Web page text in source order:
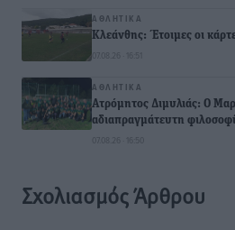
ΑΘΛΗΤΙΚΆ
Κλεάνθης: Έτοιμες οι
07.08.26 · 16:51
ΑΘΛΗΤΙΚΆ
Ατρόμητος Διμυλιάς: Ο
αδιαπραγμάτευτη
07.08.26 · 16:50
Σχολιασμός Άρθρου